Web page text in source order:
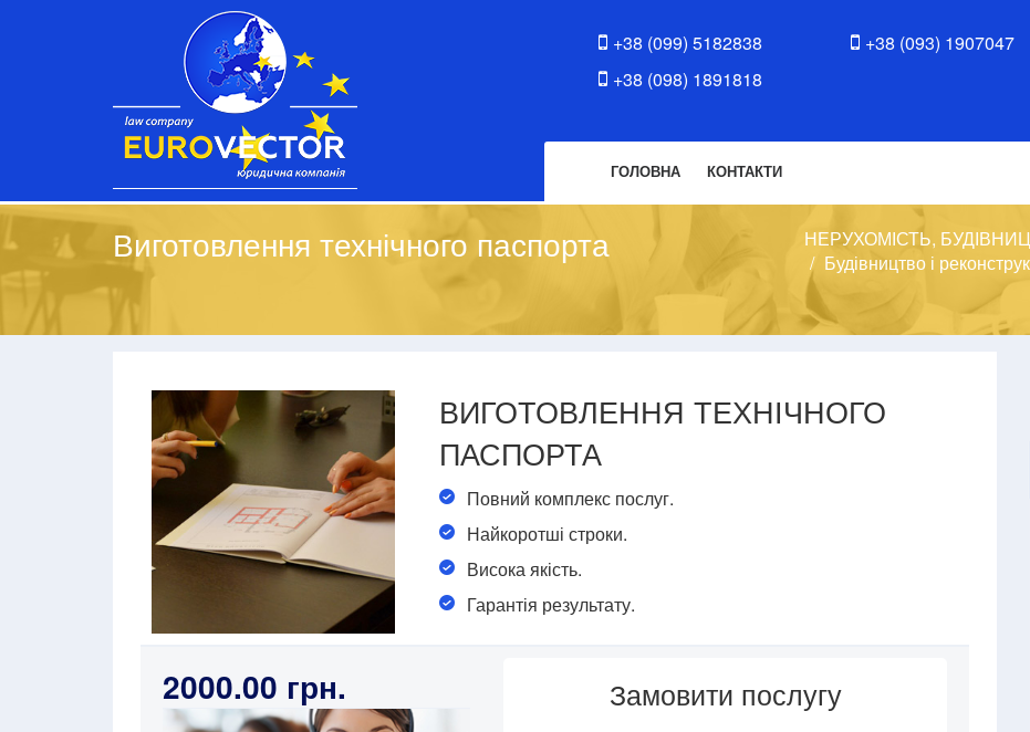
+38 (099) 5182838
+38 (098) 1891818
+38 (093) 1907047
ГОЛОВНА КОНТАКТИ
Виготовлення технічного паспорта
НЕРУХОМІСТЬ,
Будівництво і
ВИГОТОВЛЕННЯ ТЕХНІЧНОГО
ПАСПОРТА
Повний комплекс послуг.
Найкоротші строки.
Висока якість.
Гарантія результату.
2000.00 грн.